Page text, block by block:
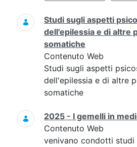
Studi sugli aspetti
dell'epilessia e di altre
somatiche
Contenuto Web
Studi sugli aspetti
dell'epilessia e di altre
somatiche
2025 - I gemelli in
Contenuto Web
venivano condotti